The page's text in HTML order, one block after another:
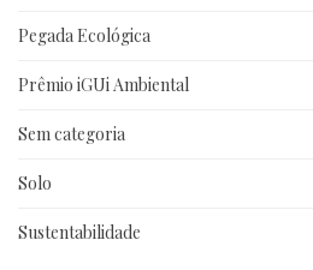
Pegada Ecológica
Prêmio iGUi Ambiental
Sem categoria
Solo
Sustentabilidade